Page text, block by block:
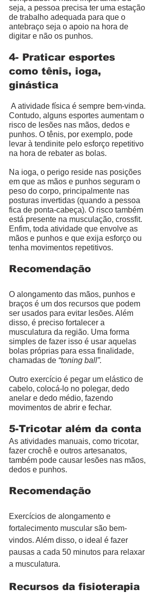
seja, a pessoa precisa ter uma estação
de trabalho adequada para que o
antebraço seja o apoio na hora de
digitar e não os punhos.
4- Praticar esportes
como tênis, ioga,
ginástica
Contudo, alguns esportes aumentam o
risco de lesões nas mãos, dedos e
punhos. O tênis, por exemplo, pode
levar à tendinite pelo esforço repetitivo
na hora de rebater as bolas.
Na ioga, o perigo reside nas posições
em que as mãos e punhos seguram o
peso do corpo, principalmente nas
posturas invertidas (quando a pessoa
fica de ponta-cabeça). O risco também
está presente na musculação, crossfit.
Enfim, toda atividade que envolve as
mãos e punhos e que exija esforço ou
tenha movimentos repetitivos.
Recomendação
O alongamento das mãos, punhos e
braços é um dos recursos que podem
ser usados para evitar lesões. Além
disso, é preciso fortalecer a
musculatura da região. Uma forma
simples de fazer isso é usar aquelas
bolas próprias para essa finalidade,
chamadas de “toning ball”.
Outro exercício é pegar um elástico de
cabelo, colocá-lo no polegar, dedo
anelar e dedo médio, fazendo
movimentos de abrir e fechar.
5-Tricotar além da conta
As atividades manuais, como tricotar,
fazer crochê e outros artesanatos,
também pode causar lesões nas mãos,
dedos e punhos.
Recomendação
Exercícios de alongamento e
fortalecimento muscular são bem-
vindos. Além disso, o ideal é fazer
pausas a cada 50 minutos para relaxar
a musculatura.
Recursos da fisioterapia